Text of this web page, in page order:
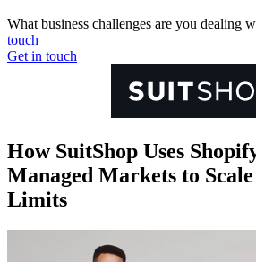
What business challenges are you dealing
touch
Get in touch
How SuitShop Uses
Managed Markets to
Limits